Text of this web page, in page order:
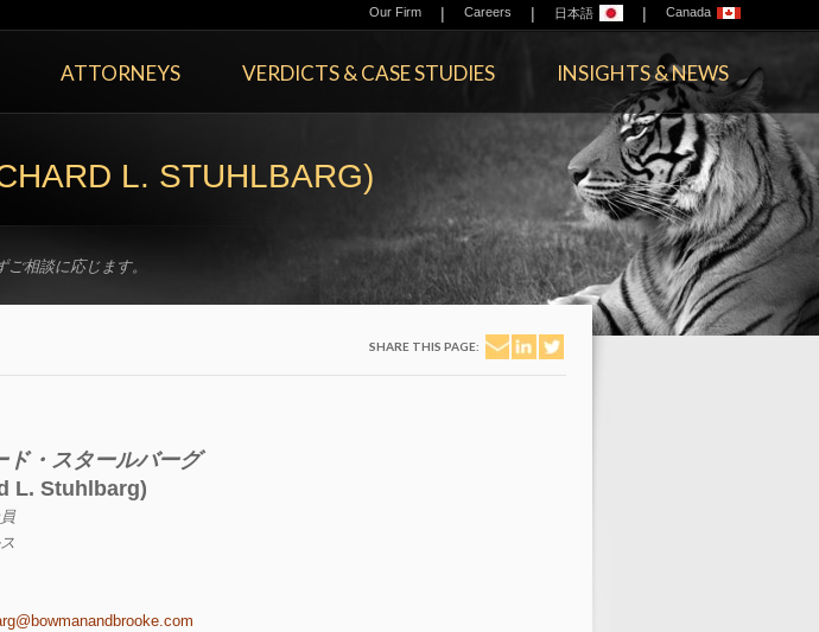
Our Firm | Careers | 日本語 | Canada
ATTORNEYS VERDICTS & CASE STUDIES INSIGHTS & NEWS
L. STUHLBARG)
相談に応じます。
SHARE THIS PAGE:
ド・スタールバーグ
L. Stuhlbarg)